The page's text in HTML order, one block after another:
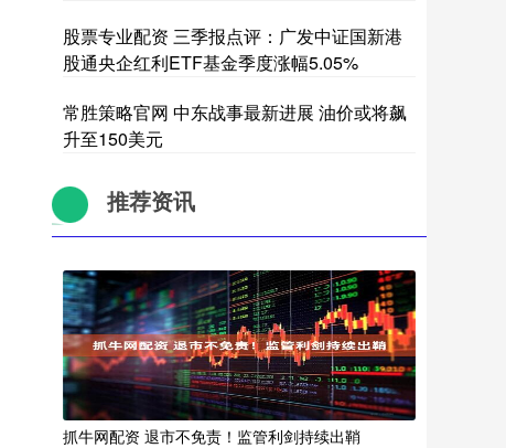
股票专业配资 三季报点评：广发中证国新港
股通央企红利ETF基金季度涨幅5.05%
常胜策略官网 中东战事最新进展 油价或将飙
升至150美元
推荐资讯
抓牛网配资 退市不免责！监管利剑持续出鞘